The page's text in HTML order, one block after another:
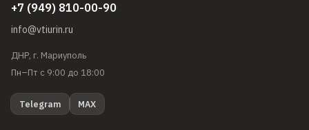
+7 (949) 810-00-90
info@vtiurin.ru
ДНР, г. Мариуполь
Пн–Пт с 9:00 до 18:00
Telegram MAX